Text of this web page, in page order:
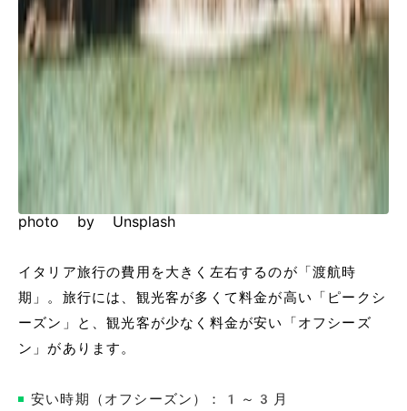
photo by Unsplash
イタリア旅行の費用を大きく左右するのが「渡航時
期」。旅行には、観光客が多くて料金が高い「ピークシ
ーズン」と、観光客が少なく料金が安い「オフシーズ
ン」があります。
安い時期（オフシーズン）：1～3月